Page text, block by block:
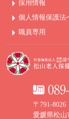
採用情報
個人情報保護法
職員専用
〒791-8026
愛媛県松山